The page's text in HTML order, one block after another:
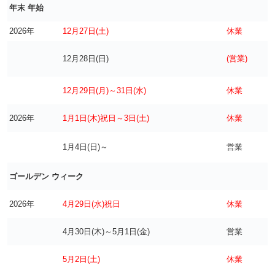
年末 年始
2026年 12月27日(土) 休業
12月28日(日) (営業)
12月29日(月)～31日(水) 休業
2026年 1月1日(木)祝日～3日(土) 休業
1月4日(日)～ 営業
ゴールデン ウィーク
2026年 4月29日(水)祝日 休業
4月30日(木)～5月1日(金) 営業
5月2日(土) 休業